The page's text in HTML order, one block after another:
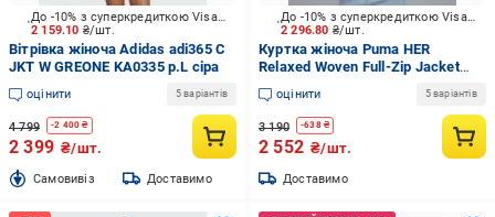
2 159.10 ₴/шт.
До -10% з суперкредиткою Visa Вигода
Вітрівка жіноча Adidas adi365 C
JKT W GREONE KA0335 р.L сіра
оцінити 5 варіантів
4 799 -2 400 ₴
2 399 ₴/шт.
Cамовивіз Доставимо
2 296.80 ₴/шт.
До -10% з суперкредиткою Visa Вигода
Куртка жіноча Puma HER
Relaxed Woven Full-Zip Jacket
69188788 р.S бежева
оцінити 5 варіантів
3 190 -638₴
2 552 ₴/шт.
Доставимо